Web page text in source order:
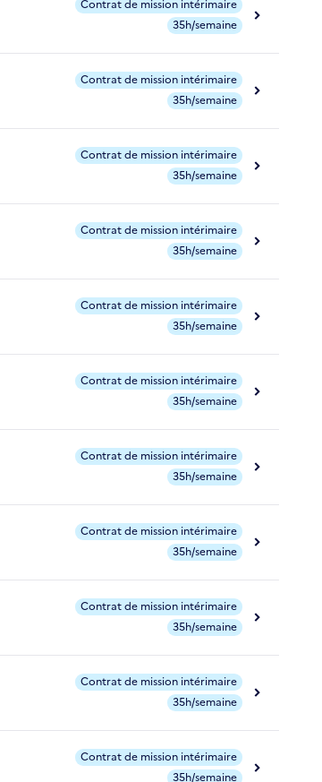
Contrat de mission intérimaire
35h/semaine
Contrat de mission intérimaire
35h/semaine
Contrat de mission intérimaire
35h/semaine
Contrat de mission intérimaire
35h/semaine
Contrat de mission intérimaire
35h/semaine
Contrat de mission intérimaire
35h/semaine
Contrat de mission intérimaire
35h/semaine
Contrat de mission intérimaire
35h/semaine
Contrat de mission intérimaire
35h/semaine
Contrat de mission intérimaire
35h/semaine
Contrat de mission intérimaire
35h/semaine